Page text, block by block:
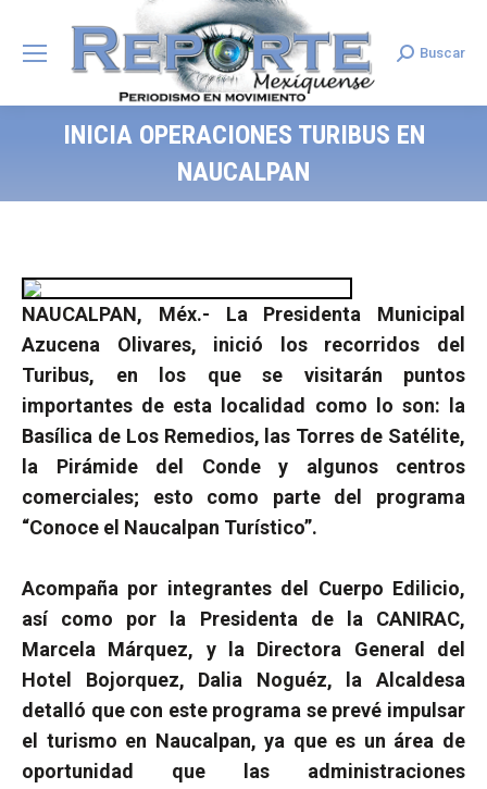
Search:
Buscar
INICIA OPERACIONES TURIBUS EN
NAUCALPAN
NAUCALPAN, Méx.- La Presidenta Municipal
Azucena Olivares, inició los recorridos del
Turibus, en los que se visitarán puntos
importantes de esta localidad como lo son: la
Basílica de Los Remedios, las Torres de Satélite,
la Pirámide del Conde y algunos centros
comerciales; esto como parte del programa
“Conoce el Naucalpan Turístico”.
Acompaña por integrantes del Cuerpo Edilicio,
así como por la Presidenta de la CANIRAC,
Marcela Márquez, y la Directora General del
Hotel Bojorquez, Dalia Noguéz, la Alcaldesa
detalló que con este programa se prevé impulsar
el turismo en Naucalpan, ya que es un área de
oportunidad que las administraciones